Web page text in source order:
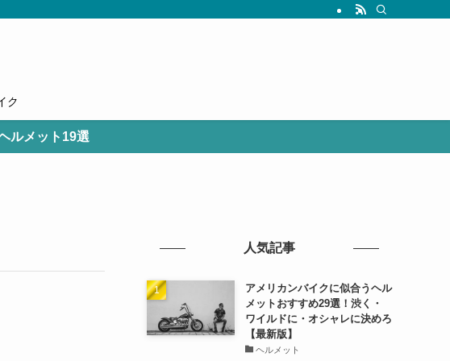
ク
ルメット19選
人気記事
アメリカンバイクに似合うヘル
メットおすすめ29選！渋く・
ワイルドに・オシャレに決めろ
【最新版】
ヘルメット